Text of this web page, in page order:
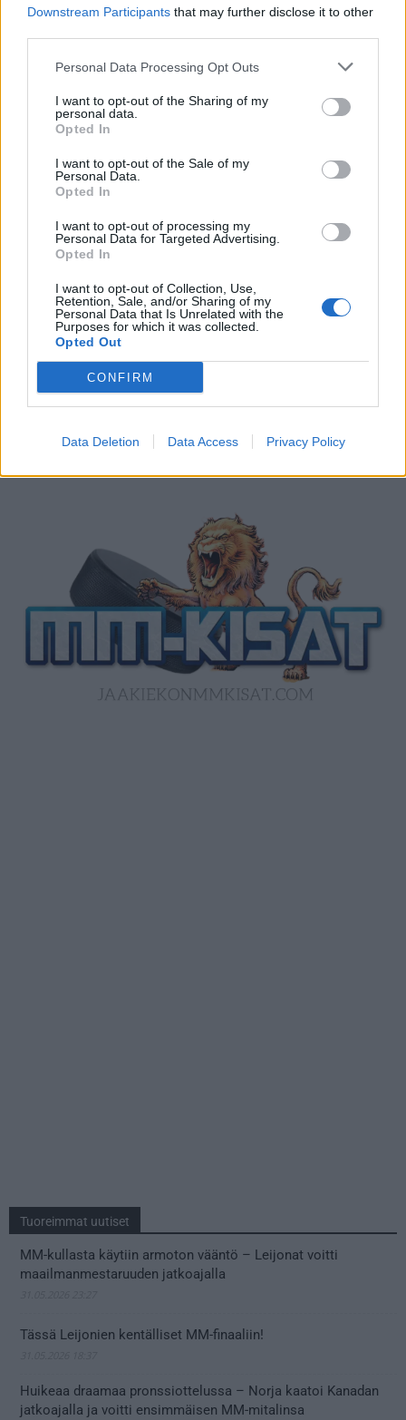
Downstream Participants that may further disclose it to other
Personal Data Processing Opt Outs
I want to opt-out of the Sharing of my
personal data.
Opted In
I want to opt-out of the Sale of my
Personal Data.
Opted In
I want to opt-out of processing my
Personal Data for Targeted Advertising.
Opted In
I want to opt-out of Collection, Use,
Retention, Sale, and/or Sharing of my
Personal Data that Is Unrelated with the
Purposes for which it was collected.
Opted Out
CONFIRM
Data Deletion Data Access Privacy Policy
lohkon kärkipaikasta – tässä
sunnuntai-iltaan! – Kiinnitä
Leijonat julkisti ketjut Sveitsi-peliin –
Aleksander Barkov tekee paluun
kaukaloon
Venäläisveskari sekosi Suomen 2.
divisioonassa – sai samasta tilanteesta
50 jäähyminuuttia
Kanada – USA klo 15:10 – näin katsot
ottelun ilmaiseksi TV:stä
Tuoreimmat uutiset
MM-kullasta käytiin armoton vääntö – Leijonat voitti
maailmanmestaruuden jatkoajalla
Tässä Leijonien kentälliset MM-finaaliin!
Huikeaa draamaa pronssiottelussa – Norja kaatoi Kanadan
jatkoajalla ja voitti ensimmäisen MM-mitalinsa